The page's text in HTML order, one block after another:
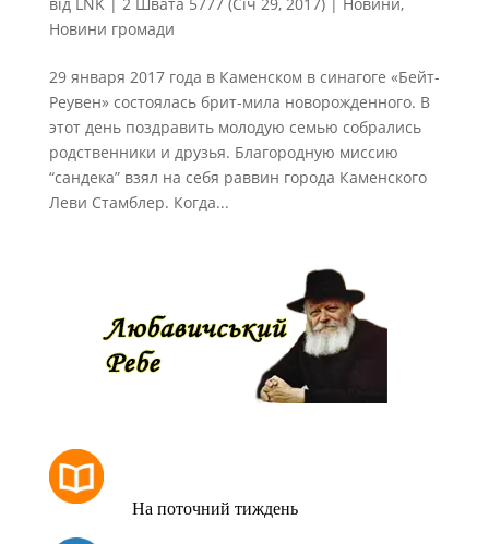
Новини громади
29 января 2017 года в Каменском в синагоге «Бейт-
Реувен» состоялась брит-мила новорожденного. В
этот день поздравить молодую семью собрались
родственники и друзья. Благородную миссию
“сандека” взял на себя раввин города Каменского
Леви Стамблер. Когда...
На поточний тиждень